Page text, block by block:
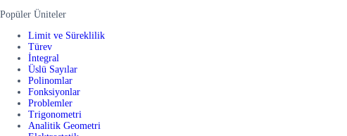
Popüler Üniteler
Limit ve Süreklilik
Türev
İntegral
Üslü Sayılar
Polinomlar
Fonksiyonlar
Problemler
Trigonometri
Analitik Geometri